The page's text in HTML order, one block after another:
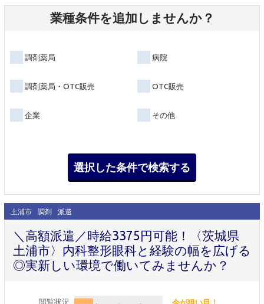
業種条件を追加しませんか？
調剤薬局 病院
調剤薬局・OTC販売 OTC販売
企業 その他
土浦市 調剤 派遣
＼高額派遣／時給3375円可能！〈茨城県
土浦市〉内科整形眼科と経験の幅を広げる
◎実新しい環境で働いてみませんか？
閲覧状況 今が狙い目！